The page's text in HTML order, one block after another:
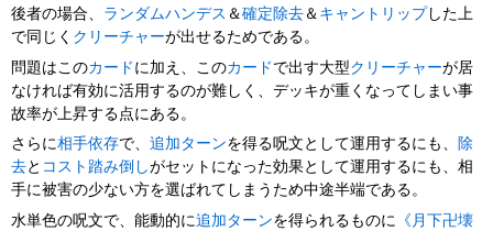
後者の場合、 ランダムハンデス ＆確定除去 ＆ キャントリップした上
で同じく クリーチャーが出せるためである。
問題はこのカード に加え、このカード で出す大型クリーチャーが居
なければ有効に活用するのが難しく、デッキが重くなってしまい事
故率が上昇する点にある。
さらに相手依存で、追加ターンを得る呪文として運用するにも、
除
去と コスト踏み倒しがセットになった効果として運用するにも、相
手に被害の少ない方を選ばれてしまうため中途半端である。
水単色の呪文で、能動的に追加ターンを得られるものに 《月下卍壊